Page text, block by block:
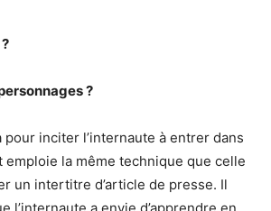
?
pour inciter l’internaute à entrer dans
emploie la même technique que celle
un intertitre d’article de presse. Il